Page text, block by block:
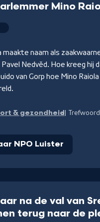
Mino
maakte naam als
Pavel Nedvěd. Hoe kreeg hij
van Gorp hoe Mino
& gezondheid
NPO Luister
na de val van
terug naar de